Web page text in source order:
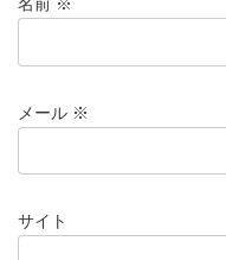
メール ※
サイト